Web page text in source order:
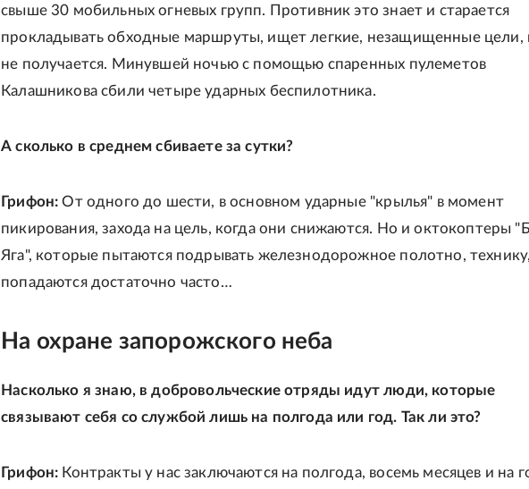
свыше 30 мобильных огневых групп. Противник это знает и старается
прокладывать обходные маршруты, ищет легкие, незащищенные цели,
не получается. Минувшей ночью с помощью спаренных пулеметов
Калашникова сбили четыре ударных беспилотника.
А сколько в среднем сбиваете за сутки?
Грифон:От одного до шести, в основном ударные "крылья" в момент
пикирования, захода на цель, когда они снижаются. Но и октокоптеры
Яга", которые пытаются подрывать железнодорожное полотно, технику,
попадаются достаточно часто…
На охране запорожского неба
Насколько я знаю, в добровольческие отряды идут люди, которые
связывают себя со службой лишь на полгода или год. Так ли это?
Грифон: Контракты у нас заключаются на полгода, восемь месяцев и на